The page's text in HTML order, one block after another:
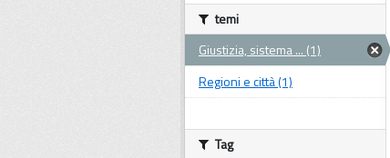
temi
Giustizia, sistema ... (1)
Regioni e città (1)
Tag